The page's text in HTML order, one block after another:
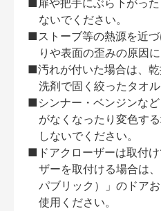
■扉や把手にぶら下がっ
ないでください。
■ストーブ等の熱源を近
りや表面の歪みの原因に
■汚れが付いた場合は、
洗剤で固く絞ったタオル
■シンナー・ベンジンな
がなくなったり変色す
しないでください。
■ドアクローザーは取付
ザーを取付ける場合は
パブリック）」のドア
使用ください。